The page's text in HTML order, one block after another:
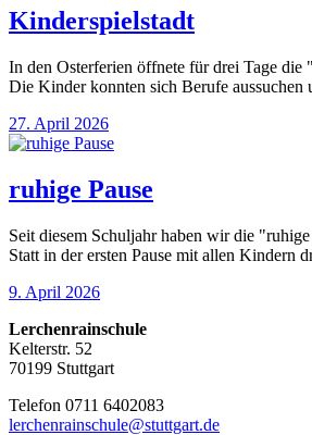
Kinderspielstadt
In den Osterferien öffnete für drei Tage die
Die Kinder konnten sich Berufe aussuchen
27. April 2026
ruhige Pause
Seit diesem Schuljahr haben wir die
Statt in der ersten Pause mit allen Kindern
9. April 2026
Lerchenrainschule
Kelterstr. 52
70199 Stuttgart
Telefon 0711 6402083
lerchenrainschule@stuttgart.de